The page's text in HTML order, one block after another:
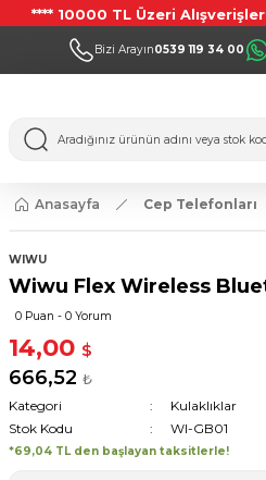
**** 10000 TL Üzeri
Bizi Arayın0539 119 34 00
Anasayfa Cep Telefonları
WIWU
Wiwu Flex Wireless
0 Puan - 0 Yorum
14,00 $
666,52 ₺
Kategori
Kulaklıklar
Stok Kodu
WI-GB01
*69,04 TL den başlayan taksitlerle!